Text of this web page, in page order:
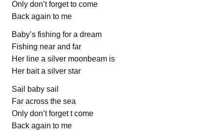
Only don’t forget to come
Back again to me
Baby’s fishing for a dream
Fishing near and far
Her line a silver moonbeam is
Her bait a silver star
Sail baby sail
Far across the sea
Only don’t forget t come
Back again to me